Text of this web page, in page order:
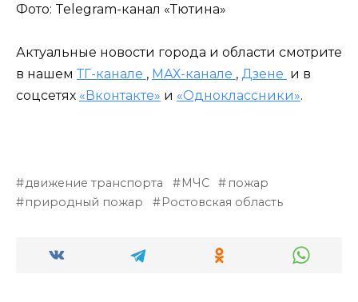
Фото: Telegram-канал «Тютина»
Актуальные новости города и области смотрите
в нашем ТГ-канале , МАХ-канале , Дзене и в
соцсетях «Вконтакте» и «Одноклассники».
движение транспорта МЧС
пожар
природный пожар
Ростовская область